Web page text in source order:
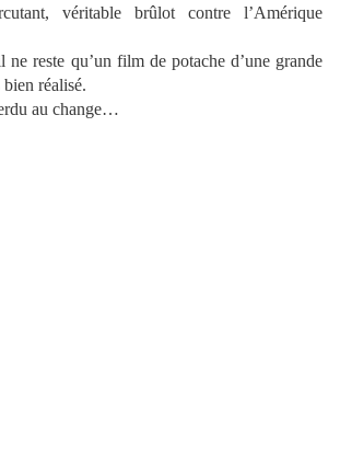
véritable brûlot contre l’Amérique
ne reste qu’un film de potache d’une grande
bien réalisé.
au change…